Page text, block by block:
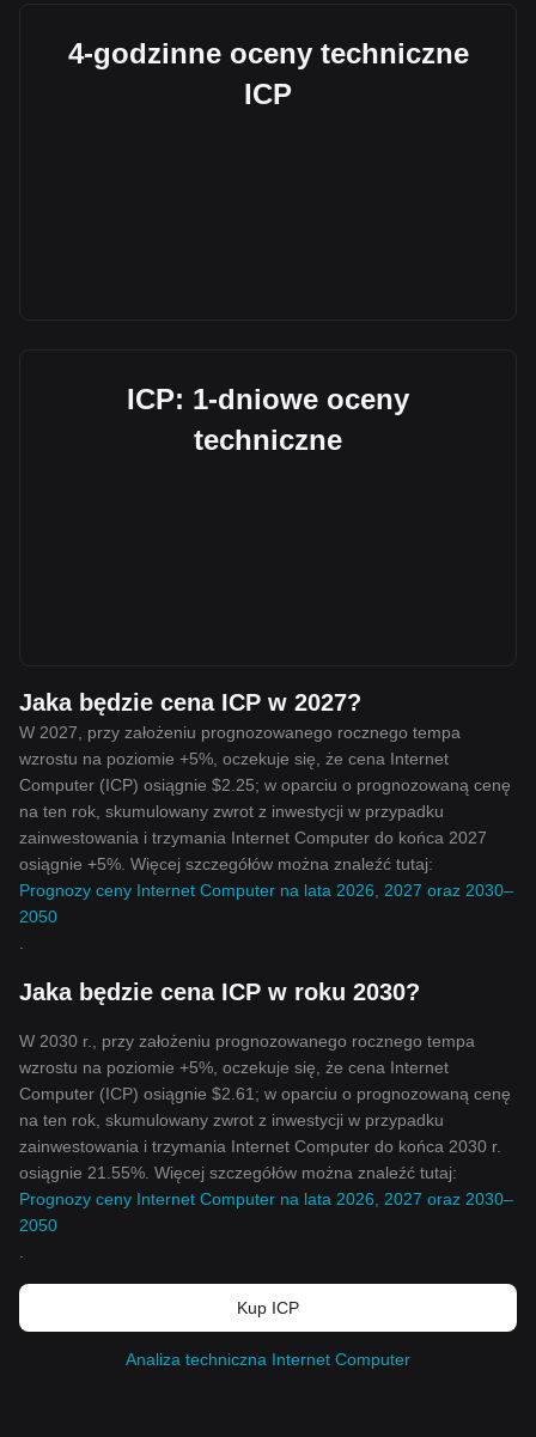
4-godzinne oceny techniczne
ICP
ICP: 1-dniowe oceny
techniczne
Jaka będzie cena ICP w 2027?
W 2027, przy założeniu prognozowanego rocznego tempa
wzrostu na poziomie +5%, oczekuje się, że cena Internet
Computer (ICP) osiągnie $2.25; w oparciu o prognozowaną cenę
na ten rok, skumulowany zwrot z inwestycji w przypadku
zainwestowania i trzymania Internet Computer do końca 2027
osiągnie +5%. Więcej szczegółów można znaleźć tutaj:
Prognozy ceny Internet Computer na lata 2026, 2027 oraz 2030–
2050
Jaka będzie cena ICP w roku 2030?
W 2030 r., przy założeniu prognozowanego rocznego tempa
wzrostu na poziomie +5%, oczekuje się, że cena Internet
Computer (ICP) osiągnie $2.61; w oparciu o prognozowaną cenę
na ten rok, skumulowany zwrot z inwestycji w przypadku
zainwestowania i trzymania Internet Computer do końca 2030 r.
osiągnie 21.55%. Więcej szczegółów można znaleźć tutaj:
Prognozy ceny Internet Computer na lata 2026, 2027 oraz 2030–
2050
Kup ICP
Analiza techniczna Internet Computer